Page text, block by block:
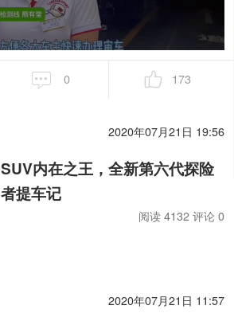
0 173
2020年07月21日 19:56
SUV内在之王，全新第六代探险
者提车记
阅读 4132 评论 0
2020年07月21日 11:57